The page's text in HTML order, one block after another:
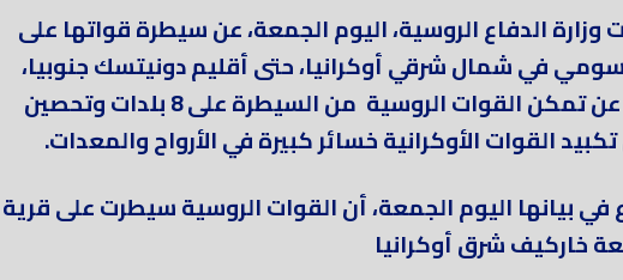
وزارة الدفاع الروسية، اليوم الجمعة، عن سيطرة قواتها على
في شمال شرقي أوكرانيا، حتى أقليم دونيتسك جنوبيا،
حيث قالت وازارة الدفاع عن تمكن القوات الروسية من السيطرة على 8 بلدات وتحصين
القوات الأوكرانية خسائر كبيرة في الأرواح والمعدات.
في بيانها اليوم الجمعة، أن القوات الروسية سيطرت على قرية
خاركيف شرق أوكرانيا